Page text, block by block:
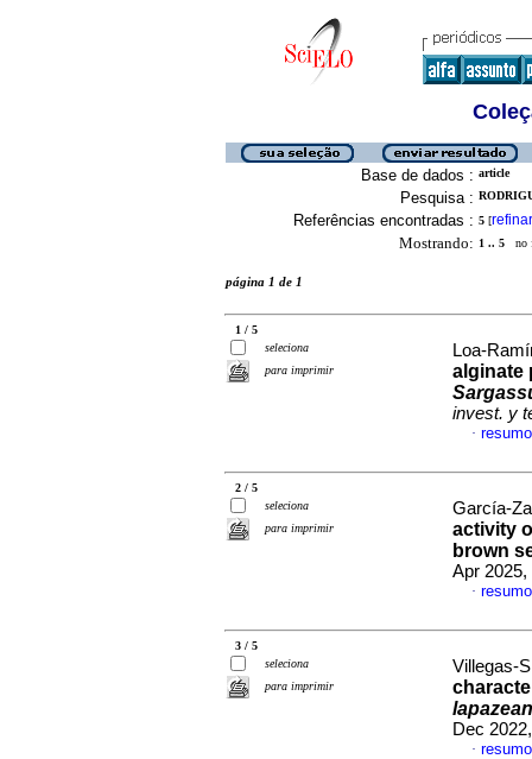
Base de dados : article
Pesquisa :
Referências encontradas : 5 [refinar
Mostrando: 1 .. 5 no
página 1 de 1
1 / 5
seleciona
para imprimir
Loa-
alginate
invest. y
·
2 / 5
seleciona
para imprimir
García-
activity
brown
Apr 2025,
·
3 / 5
seleciona
para imprimir
Villegas-
Dec
·